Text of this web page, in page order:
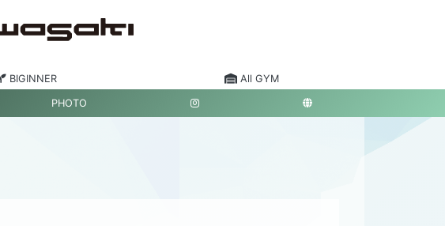
BIGINNER All GYM
PHOTO